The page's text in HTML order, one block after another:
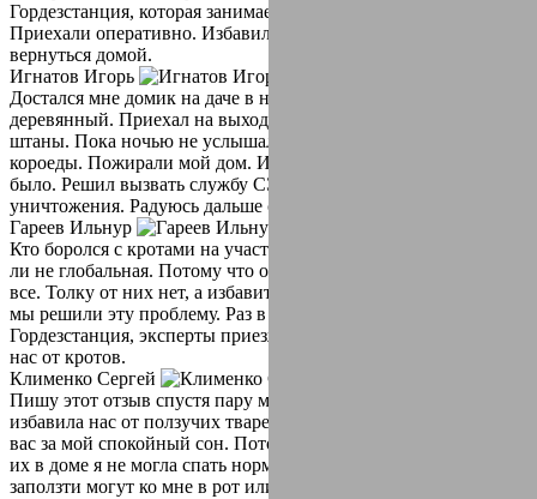
Гордезстанция, которая занимается демократизацией.
Приехали оперативно. Избавили нас от проблемы. Можем
вернуться домой.
Игнатов Игорь
Достался мне домик на даче в наследство от бабушки. Домик
деревянный. Приехал на выходные, счастье было полные
штаны. Пока ночью не услышал странные звуки. Это были
короеды. Пожирали мой дом. Избавиться от них времени не
было. Решил вызвать службу СЭС Гордезстанция для их
уничтожения. Радуюсь дальше своему дому!
Гареев Ильнур
Кто боролся с кротами на участке, тот знает что проблема чуть
ли не глобальная. Потому что они поют землю, и пожирают
все. Толку от них нет, а избавиться очень проблематично. Ну
мы решили эту проблему. Раз в год вызываем компанию СЭС
Гордезстанция, эксперты приезжают оперативно. И избавляют
нас от кротов.
Клименко Сергей
Пишу этот отзыв спустя пару месяцев как, компания СЭС
избавила нас от ползучих тварей в виде тараканов. Благодарю
вас за мой спокойный сон. Потому что как увидела однажды
их в доме я не могла спать нормально. Думала что они
заползти могут ко мне в рот или нос.